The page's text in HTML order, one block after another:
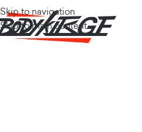
Skip to navigation
Skip to main content